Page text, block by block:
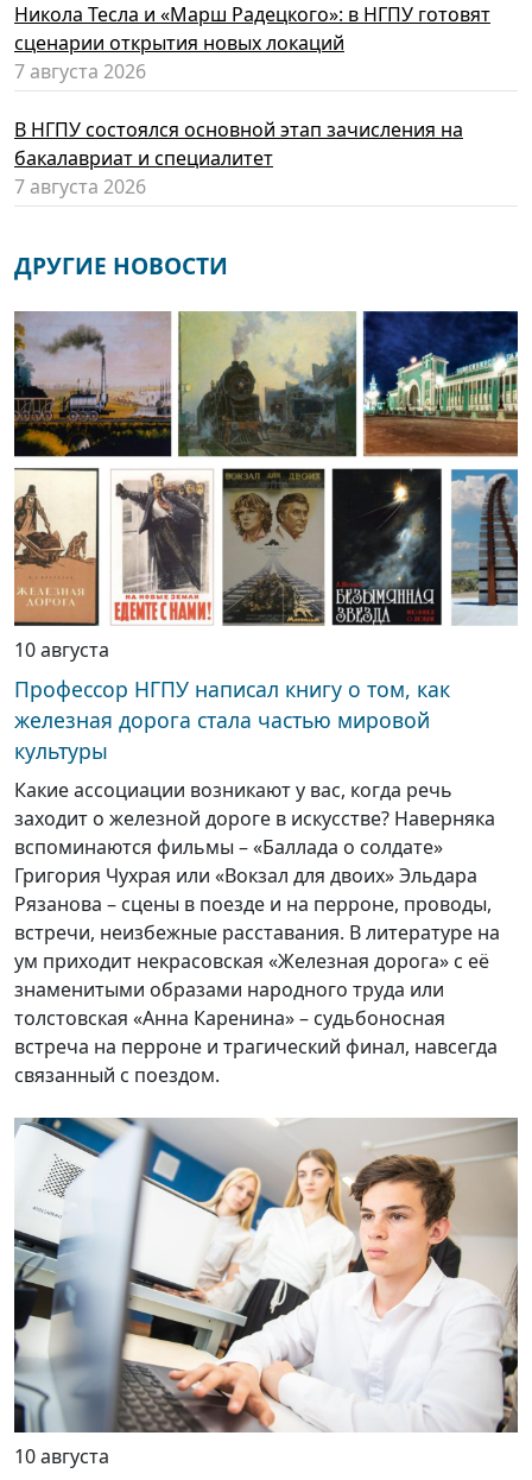
Никола Тесла и «Марш Радецкого»: в НГПУ готовят
сценарии открытия новых локаций
7 августа 2026
В НГПУ состоялся основной этап зачисления на
бакалавриат и специалитет
7 августа 2026
ДРУГИЕ НОВОСТИ
10 августа
Профессор НГПУ написал книгу о том, как
железная дорога стала частью мировой
культуры
Какие ассоциации возникают у вас, когда речь
заходит о железной дороге в искусстве? Наверняка
вспоминаются фильмы – «Баллада о солдате»
Григория Чухрая или «Вокзал для двоих» Эльдара
Рязанова – сцены в поезде и на перроне, проводы,
встречи, неизбежные расставания. В литературе на
ум приходит некрасовская «Железная дорога» с её
знаменитыми образами народного труда или
толстовская «Анна Каренина» – судьбоносная
встреча на перроне и трагический финал, навсегда
связанный с поездом.
10 августа